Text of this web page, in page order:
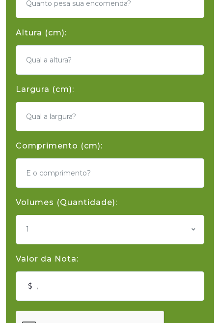
Altura (cm):
Largura (cm):
Comprimento (cm):
Volumes (Quantidade):
1
Valor da Nota: